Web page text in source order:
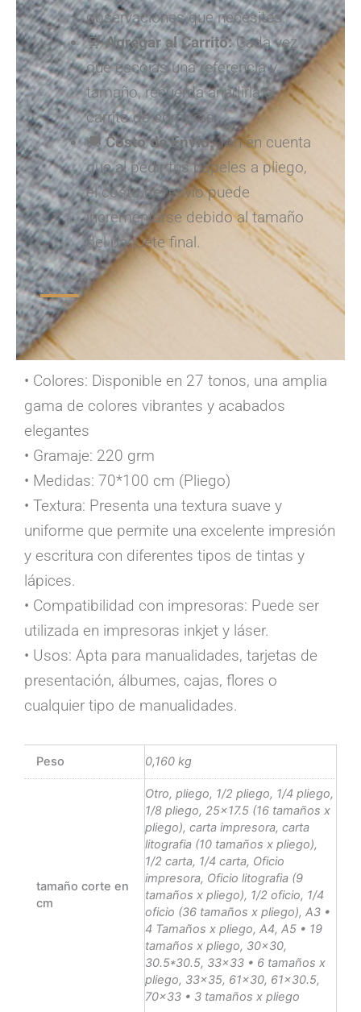
observaciones que necesites.
🛒Agregar al Carrito:Cada vez
que escojas una referencia y
tamaño, recuerda añadirla al
carrito de compras.
🚚Costo de Envío:Ten en cuenta
que al pedir tus papeles a pliego,
el costo del envío puede
incrementarse debido al tamaño
del paquete final.
• Colores: Disponible en 27 tonos, una amplia
gama de colores vibrantes y acabados
elegantes
• Gramaje: 220 grm
• Medidas: 70*100 cm (Pliego)
• Textura: Presenta una textura suave y
uniforme que permite una excelente impresión
y escritura con diferentes tipos de tintas y
lápices.
• Compatibilidad con impresoras: Puede ser
utilizada en impresoras inkjet y láser.
• Usos: Apta para manualidades, tarjetas de
presentación, álbumes, cajas, flores o
cualquier tipo de manualidades.
Peso 0,160 kg
tamaño corte en
cm
Otro, pliego, 1/2 pliego, 1/4 pliego,
1/8 pliego, 25×17.5 (16 tamaños x
pliego), carta impresora, carta
litografia (10 tamaños x pliego),
1/2 carta, 1/4 carta, Oficio
impresora, Oficio litografia (9
tamaños x pliego), 1/2 oficio, 1/4
oficio (36 tamaños x pliego), A3 •
4 Tamaños x pliego, A4, A5 • 19
tamaños x pliego, 30×30,
30.5*30.5, 33×33 • 6 tamaños x
pliego, 33×35, 61×30, 61×30.5,
70×33 • 3 tamaños x pliego